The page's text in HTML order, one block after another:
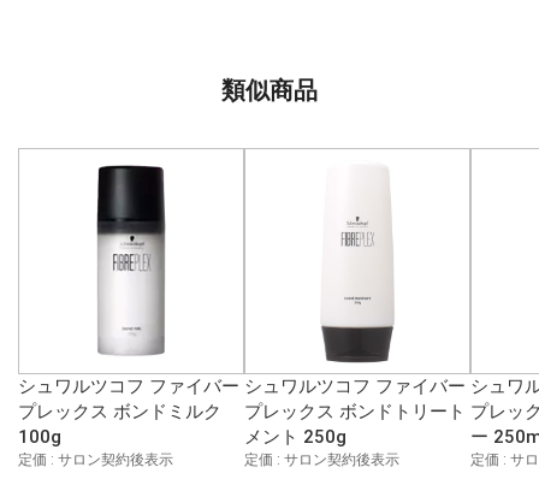
類似商品
シュワルツコフ ファイバー
プレックス ボンドミルク
100g
定価 : サロン契約後表示
シュワルツコフ ファイバー
プレックス ボンドトリート
メント 250g
定価 : サロン契約後表示
シュワ
プレッ
ー
定価 : サ